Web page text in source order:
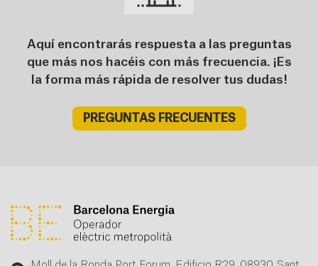
Aquí encontrarás respuesta a las preguntas
que más nos hacéis con más frecuencia. ¡Es
la forma más rápida de resolver tus dudas!
PREGUNTAS FRECUENTES